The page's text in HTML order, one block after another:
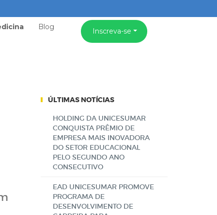
Blog Inscreva-se
ÚLTIMAS NOTÍCIAS
HOLDING DA UNICESUMAR
CONQUISTA PRÊMIO DE
EMPRESA MAIS INOVADORA
DO SETOR EDUCACIONAL
PELO SEGUNDO ANO
CONSECUTIVO
EAD UNICESUMAR PROMOVE
PROGRAMA DE
DESENVOLVIMENTO DE